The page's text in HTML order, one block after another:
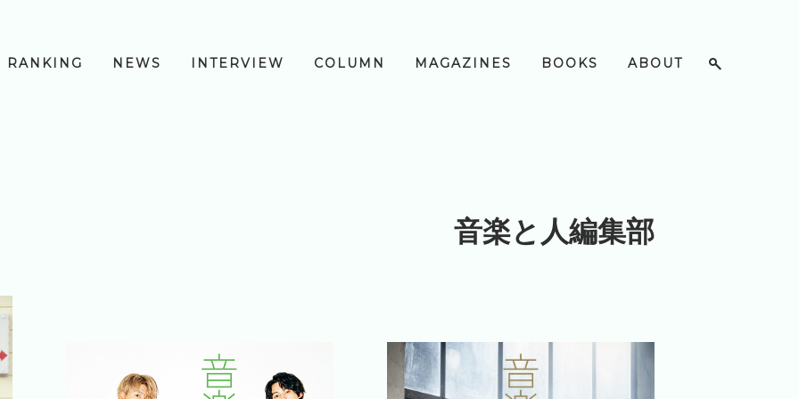
RANKING NEWS INTERVIEW COLUMN MAGAZINES BOOKS ABOUT
音楽と人編集部